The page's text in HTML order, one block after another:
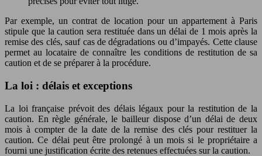
Par exemple, un contrat de location pour un appartement à Paris
stipule que la caution sera restituée dans un délai de 1 mois après la
remise des clés, sauf cas de dégradations ou d’impayés. Cette clause
permet au locataire de connaître les conditions de restitution de sa
caution et de se préparer à la procédure.
La loi : délais et exceptions
La loi française prévoit des délais légaux pour la restitution de la
caution. En règle générale, le bailleur dispose d’un délai de deux
mois à compter de la date de la remise des clés pour restituer la
caution. Ce délai peut être prolongé à un mois si le propriétaire a
fourni une justification écrite des retenues effectuées sur la caution.